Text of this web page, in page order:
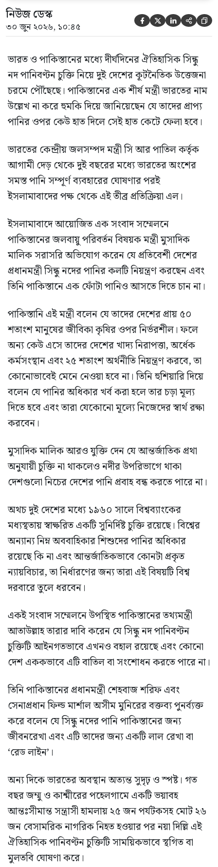
নিউজ ডেস্ক
৩০ জুন ২০২৬, ১০:৪৫     
ভারত ও পাকিস্তানের মধ্যে দীর্ঘদিনের ঐতিহাসিক সিন্ধু
নদ পানিবণ্টন চুক্তি নিয়ে দুই দেশের কূটনৈতিক উত্তেজনা
চরমে পৌঁছেছে। পাকিস্তানের এক শীর্ষ মন্ত্রী ভারতের নাম
উল্লেখ না করে হুমকি দিয়ে জানিয়েছেন যে তাদের প্রাপ্য
পানির ওপর কেউ হাত দিলে সেই হাত কেটে ফেলা হবে।
ভারতের কেন্দ্রীয় জলসম্পদ মন্ত্রী সি আর পাতিল কর্তৃক
আগামী দেড় থেকে দুই বছরের মধ্যে ভারতের অংশের
সমস্ত পানি সম্পূর্ণ ব্যবহারের ঘোষণার পরই
ইসলামাবাদের পক্ষ থেকে এই তীব্র প্রতিক্রিয়া এল।
ইসলামাবাদে আয়োজিত এক সংবাদ সম্মেলনে
পাকিস্তানের জলবায়ু পরিবর্তন বিষয়ক মন্ত্রী মুসাদিক
মালিক সরাসরি অভিযোগ করেন যে প্রতিবেশী দেশের
প্রধানমন্ত্রী সিন্ধু নদের পানির কলটি নিয়ন্ত্রণ করছেন এবং
তিনি পাকিস্তানে এক ফোঁটা পানিও আসতে দিতে চান না।
পাকিস্তানি এই মন্ত্রী বলেন যে তাদের দেশের প্রায় ৫০
শতাংশ মানুষের জীবিকা কৃষির ওপর নির্ভরশীল। ফলে
অন্য কেউ এসে তাদের দেশের খাদ্য নিরাপত্তা, অর্ধেক
কর্মসংস্থান এবং ২৫ শতাংশ অর্থনীতি নিয়ন্ত্রণ করবে, তা
কোনোভাবেই মেনে নেওয়া হবে না। তিনি হুশিয়ারি দিয়ে
বলেন যে পানির অধিকার খর্ব করা হলে তার চড়া মূল্য
দিতে হবে এবং তারা যেকোনো মূল্যে নিজেদের স্বার্থ রক্ষা
করবেন।
মুসাদিক মালিক আরও যুক্তি দেন যে আন্তর্জাতিক প্রথা
অনুযায়ী চুক্তি না থাকলেও নদীর উপরিভাগে থাকা
দেশগুলো নিচের দেশের পানি প্রবাহ বন্ধ করতে পারে না।
অথচ দুই দেশের মধ্যে ১৯৬০ সালে বিশ্বব্যাংকের
মধ্যস্থতায় স্বাক্ষরিত একটি সুনির্দিষ্ট চুক্তি রয়েছে। বিশ্বের
অন্যান্য নিম্ন অববাহিকার শিশুদের পানির অধিকার
রয়েছে কি না এবং আন্তর্জাতিকভাবে কোনটা প্রকৃত
ন্যায়বিচার, তা নির্ধারণের জন্য তারা এই বিষয়টি বিশ্ব
দরবারে তুলে ধরবেন।
একই সংবাদ সম্মেলনে উপস্থিত পাকিস্তানের তথ্যমন্ত্রী
আতাউল্লাহ তারার দাবি করেন যে সিন্ধু নদ পানিবণ্টন
চুক্তিটি আইনগতভাবে এখনও বহাল রয়েছে এবং কোনো
দেশ এককভাবে এটি বাতিল বা সংশোধন করতে পারে না।
তিনি পাকিস্তানের প্রধানমন্ত্রী শেহবাজ শরিফ এবং
সেনাপ্রধান ফিল্ড মার্শাল অসীম মুনিরের বক্তব্য পুনর্ব্যক্ত
করে বলেন যে সিন্ধু নদের পানি পাকিস্তানের জন্য
জীবনরেখা এবং এটি তাদের জন্য একটি লাল রেখা বা
‘রেড লাইন’।
অন্য দিকে ভারতের অবস্থান অত্যন্ত সুদৃঢ় ও স্পষ্ট। গত
বছর জম্মু ও কাশ্মীরের পহেলগামে একটি ভয়াবহ
আন্তঃসীমান্ত সন্ত্রাসী হামলায় ২৫ জন পর্যটকসহ মোট ২৬
জন বেসামরিক নাগরিক নিহত হওয়ার পর নয়া দিল্লি এই
ঐতিহাসিক পানিবণ্টন চুক্তিটি সাময়িকভাবে স্থগিত বা
মুলতবি ঘোষণা করে।